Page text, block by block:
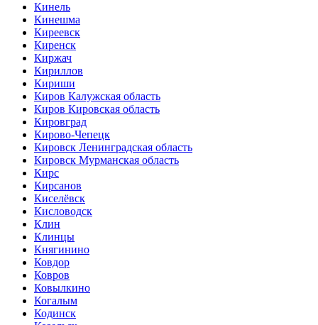
Кинель
Кинешма
Киреевск
Киренск
Киржач
Кириллов
Кириши
Киров Калужская область
Киров Кировская область
Кировград
Кирово-Чепецк
Кировск Ленинградская область
Кировск Мурманская область
Кирс
Кирсанов
Киселёвск
Кисловодск
Клин
Клинцы
Княгинино
Ковдор
Ковров
Ковылкино
Когалым
Кодинск